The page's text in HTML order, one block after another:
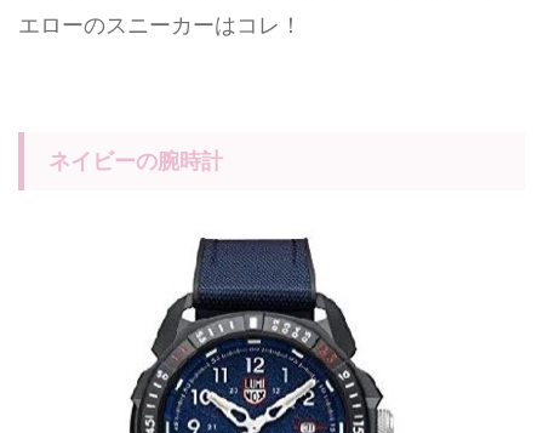
エローのスニーカーはコレ！
ネイビーの腕時計